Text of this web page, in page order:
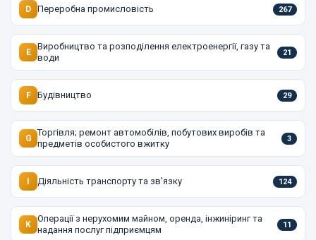
D Переробна промисловість 267
E
Виробництво та розподілення електроенергії, газу та
води
21
F Будівництво 29
G
Торгівля; ремонт автомобілів, побутових виробів та
предметів особистого вжитку
3
I Діяльність транспорту та зв'язку 124
K
Операції з нерухомим майном, оренда, інжиніринг та
надання послуг підприємцям
11